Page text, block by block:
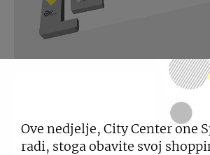
Ove nedjelje, City Center one
radi, stoga obavite svoj